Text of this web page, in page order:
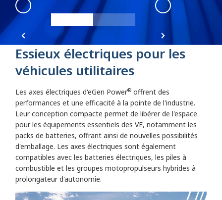
eGen Power eGen Power
Essieux électriques pour les
véhicules utilitaires
Les axes électriques d'eGen Power® offrent des
performances et une efficacité à la pointe de l'industrie.
Leur conception compacte permet de libérer de l'espace
pour les équipements essentiels des VE, notamment les
packs de batteries, offrant ainsi de nouvelles possibilités
d'emballage. Les axes électriques sont également
compatibles avec les batteries électriques, les piles à
combustible et les groupes motopropulseurs hybrides à
prolongateur d'autonomie.